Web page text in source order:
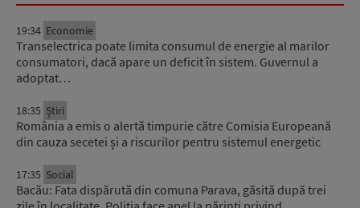
19:34 Economie
Transelectrica poate limita consumul de energie al marilor
consumatori, dacă apare un deficit în sistem. Guvernul a
adoptat…
18:35 Știri
România a emis o alertă timpurie către Comisia Europeană
din cauza secetei și a riscurilor pentru sistemul energetic
17:35 Social
Bacău: Fata dispărută din comuna Parava, găsită după trei